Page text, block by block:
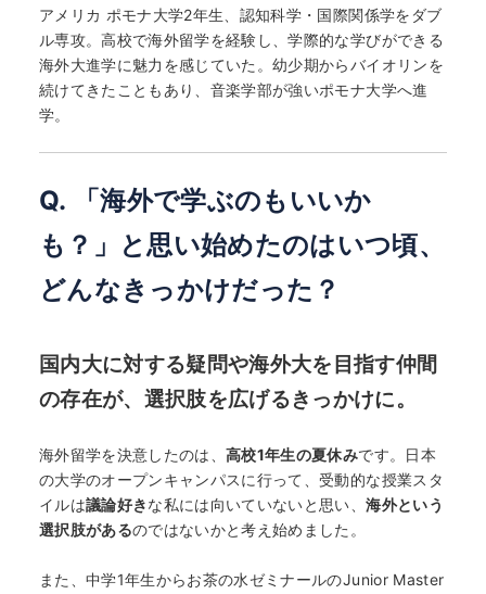
アメリカ ポモナ大学2年生、認知科学・国際関係学をダブ
ル専攻。高校で海外留学を経験し、学際的な学びができる
海外大進学に魅力を感じていた。幼少期からバイオリンを
続けてきたこともあり、音楽学部が強いポモナ大学へ進
学。
Q. 「海外で学ぶのもいいか
も？」と思い始めたのはいつ頃、
どんなきっかけだった？
国内大に対する疑問や海外大を目指す仲間
の存在が、選択肢を広げるきっかけに。
海外留学を決意したのは、高校1年生の夏休みです。日本
の大学のオープンキャンパスに行って、受動的な授業スタ
イルは議論好きな私には向いていないと思い、海外という
選択肢があるのではないかと考え始めました。
また、中学1年生からお茶の水ゼミナールのJunior Master